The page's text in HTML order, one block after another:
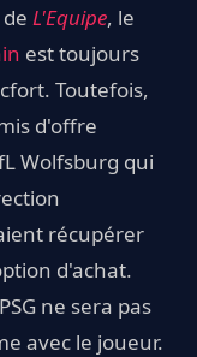
L'Equipe, le
est toujours
Toutefois,
d'offre
Wolfsburg qui
récupérer
d'achat.
ne sera pas
avec le joueur.